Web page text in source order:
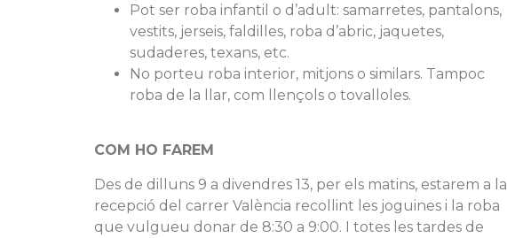
Pot ser roba infantil o d’adult: samarretes, pantalons,
vestits, jerseis, faldilles, roba d’abric, jaquetes,
sudaderes, texans, etc.
No porteu roba interior, mitjons o similars. Tampoc
roba de la llar, com llençols o tovalloles.
COM HO FAREM
Des de dilluns 9 a divendres 13, per els matins, estarem a la
recepció del carrer València recollint les joguines i la roba
que vulgueu donar de 8:30 a 9:00. I totes les tardes de